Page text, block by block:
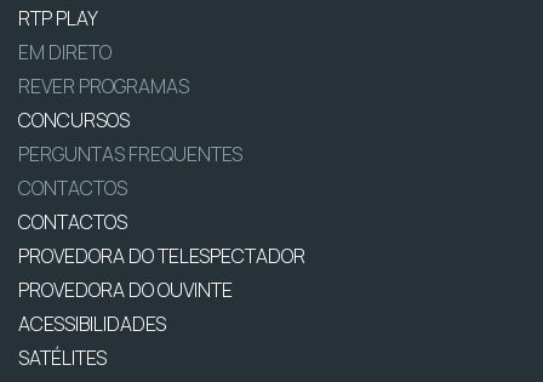
RTP PLAY
EM DIRETO
REVER PROGRAMAS
CONCURSOS
PERGUNTAS FREQUENTES
CONTACTOS
CONTACTOS
PROVEDORA DO TELESPECTADOR
PROVEDORA DO OUVINTE
ACESSIBILIDADES
SATÉLITES